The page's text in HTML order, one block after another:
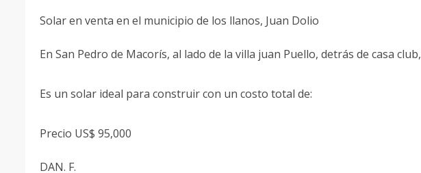
Solar en venta en el municipio de los llanos, Juan Dolio
En San Pedro de Macorís, al lado de la villa juan Puello, detrás de casa club,
Es un solar ideal para construir con un costo total de:
Precio US$ 95,000
DAN. F.